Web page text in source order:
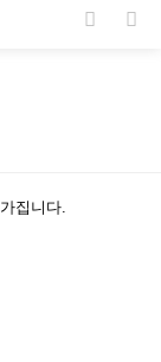
집니다.